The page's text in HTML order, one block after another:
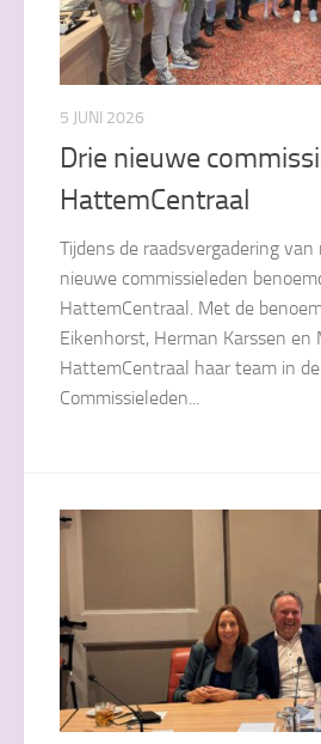
5 JUNI 2026
Drie nieuwe
HattemCentraal
Tijdens de raadsvergadering
nieuwe commissieleden
HattemCentraal. Met de
Eikenhorst, Herman Karssen
HattemCentraal haar team in
Commissieleden...